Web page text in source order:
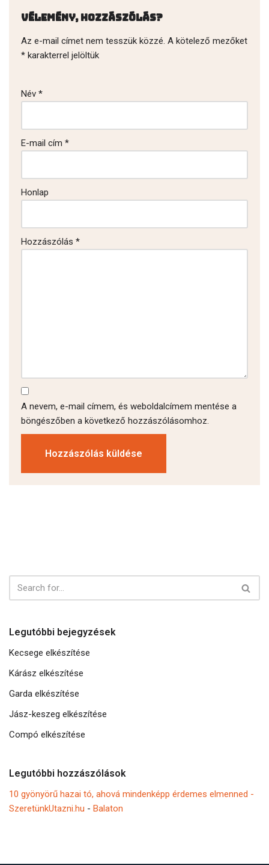
Vélemény, hozzászólás?
Az e-mail címet nem tesszük közzé. A kötelező mezőket
* karakterrel jelöltük
Név *
E-mail cím *
Honlap
Hozzászólás *
A nevem, e-mail címem, és weboldalcímem mentése a
böngészőben a következő hozzászólásomhoz.
Legutóbbi bejegyzések
Kecsege elkészítése
Kárász elkészítése
Garda elkészítése
Jász-keszeg elkészítése
Compó elkészítése
Legutóbbi hozzászólások
10 gyönyörű hazai tó, ahová mindenképp érdemes elmenned -
SzeretünkUtazni.hu - Balaton